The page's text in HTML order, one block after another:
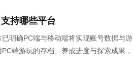
持哪些平台
已明确PC端与移动端将实现账号数据与游
端游玩的存档、养成进度与探索成果，